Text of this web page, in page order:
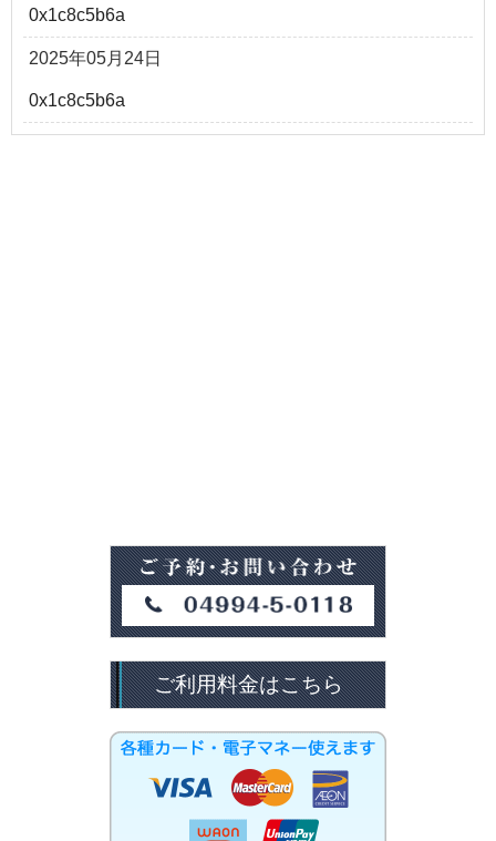
0x1c8c5b6a
2025年05月24日
0x1c8c5b6a
ご利用料金はこちら